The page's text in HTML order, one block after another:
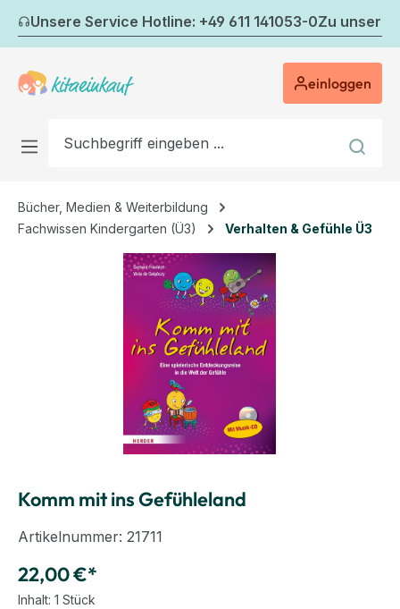
Zum Hauptinhalt springen
Unsere Service Hotline: +49 611 141053-0Zu
einloggen
Bücher, Medien & Weiterbildung
Fachwissen Kindergarten (Ü3)
Verhalten & Gefühle Ü3
Bildergalerie überspringen
Komm mit ins Gefühleland
Artikelnummer: 21711
22,00 €*
Inhalt: 1 Stück